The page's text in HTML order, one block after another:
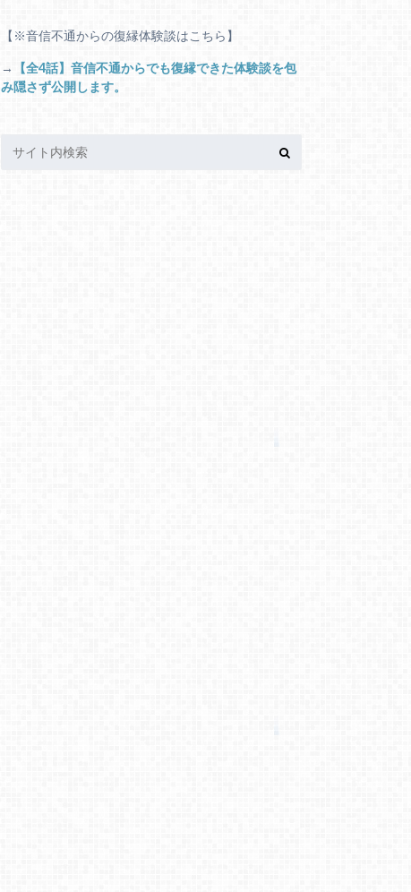
【※音信不通からの復縁体験談はこちら】
→
【全4話】音信不通からでも復縁できた体験談を包
み隠さず公開します。